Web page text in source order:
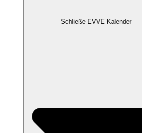
Schließe EVVE Kalender